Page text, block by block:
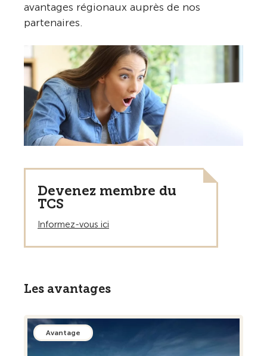
avantages régionaux auprès de nos
partenaires.
Devenez membre du
TCS
Informez-vous ici
Les avantages
Avantage